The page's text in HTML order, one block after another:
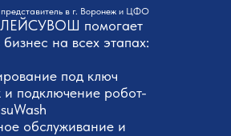
в г. Воронеж и ЦФО
помогает
бизнес на всех этапах:
под ключ
подключение робот-
обслуживание и